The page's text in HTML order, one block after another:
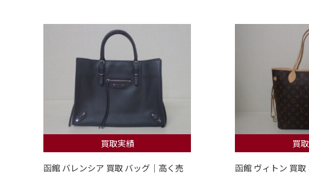
買取実績
函館 バレンシア 買取 バッグ｜高く売
買
函館 ヴィトン 買